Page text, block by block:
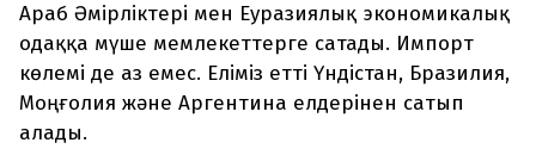
Араб Әмірліктері мен Еуразиялық экономикалық
одаққа мүше мемлекеттерге сатады. Импорт
көлемі де аз емес. Еліміз етті Үндістан, Бразилия,
Моңғолия және Аргентина елдерінен сатып
алады.